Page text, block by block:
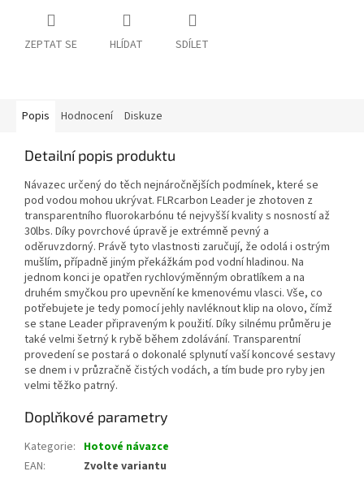
ZEPTAT SE HLÍDAT SDÍLET
Popis Hodnocení Diskuze
Detailní popis produktu
Návazec určený do těch nejnáročnějších podmínek, které se
pod vodou mohou ukrývat. FLRcarbon Leader je zhotoven z
transparentního fluorokarbónu té nejvyšší kvality s nosností až
30lbs. Díky povrchové úpravě je extrémně pevný a
oděruvzdorný. Právě tyto vlastnosti zaručují, že odolá i ostrým
mušlím, případně jiným překážkám pod vodní hladinou. Na
jednom konci je opatřen rychlovýměnným obratlíkem a na
druhém smyčkou pro upevnění ke kmenovému vlasci. Vše, co
potřebujete je tedy pomocí jehly navléknout klip na olovo, čímž
se stane Leader připraveným k použití. Díky silnému průměru je
také velmi šetrný k rybě během zdolávání. Transparentní
provedení se postará o dokonalé splynutí vaší koncové sestavy
se dnem i v průzračně čistých vodách, a tím bude pro ryby jen
velmi těžko patrný.
Doplňkové parametry
Kategorie: Hotové návazce
EAN: Zvolte variantu